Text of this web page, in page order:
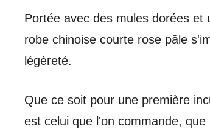
Portée avec des mules dorées
robe chinoise courte rose pâle
légèreté.
Que ce soit pour une première
est celui que l'on commande,